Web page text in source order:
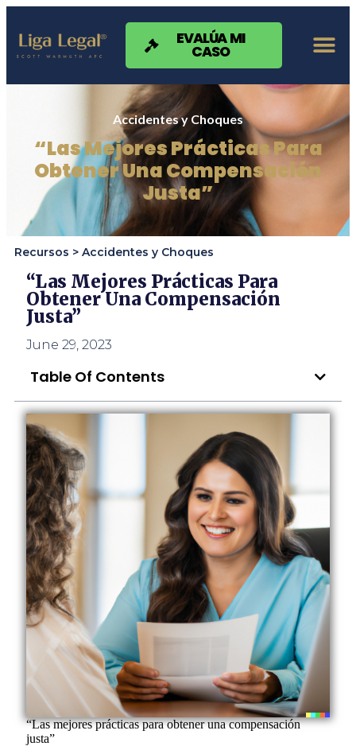
Nota:
sitio
web
EVALÚA MI
CASO
Accidentes y Choques
“Las Mejores Prácticas Para
Obtener Una Compensación
Justa”
Recursos > Accidentes y Choques
“Las Mejores Prácticas Para
Obtener Una Compensación
Justa”
June 29, 2023
Table Of Contents
“Las mejores prácticas para obtener una compensación
justa”